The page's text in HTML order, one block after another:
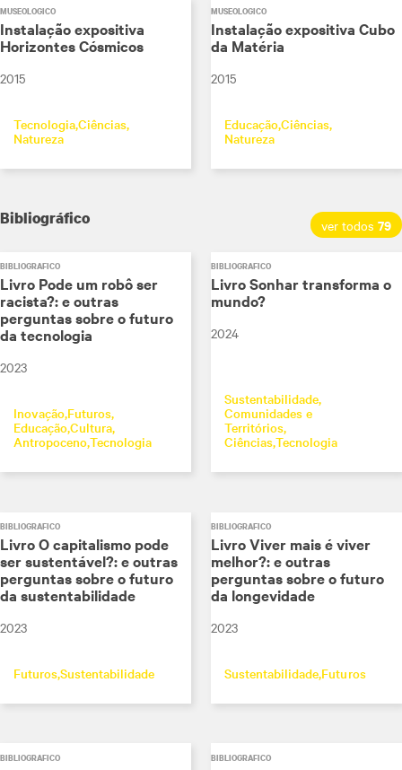
MUSEOLÓGICO
Instalação expositiva
Horizontes Cósmicos
2015
TecnologiaCiências
Natureza
MUSEOLÓGICO
Instalação expositiva Cubo
da Matéria
2015
EducaçãoCiências
Natureza
Bibliográfico ver todos 79
BIBLIOGRÁFICO
Livro Pode um robô ser
racista?: e outras
perguntas sobre o futuro
da tecnologia
2023
InovaçãoFuturos
EducaçãoCultura
AntropocenoTecnologia
BIBLIOGRÁFICO
Livro Sonhar transforma o
mundo?
2024
Sustentabilidade
Comunidades e
Territórios
CiênciasTecnologia
BIBLIOGRÁFICO
Livro O capitalismo pode
ser sustentável?: e outras
perguntas sobre o futuro
da sustentabilidade
2023
FuturosSustentabilidade
BIBLIOGRÁFICO
Livro Viver mais é viver
melhor?: e outras
perguntas sobre o futuro
da longevidade
2023
SustentabilidadeFuturos
BIBLIOGRÁFICO BIBLIOGRÁFICO